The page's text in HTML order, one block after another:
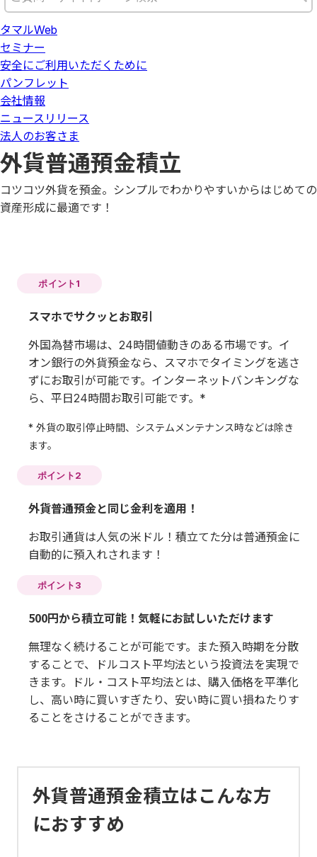
タマルWeb
セミナー
安全にご利用いただくために
パンフレット
会社情報
ニュースリリース
法人のお客さま
外貨普通預金積立
コツコツ外貨を預金。シンプルでわかりやすいからはじめての
資産形成に最適です！
ポイント1
スマホでサクッとお取引
外国為替市場は、24時間値動きのある市場です。イ
オン銀行の外貨預金なら、スマホでタイミングを逃さ
ずにお取引が可能です。インターネットバンキングな
ら、平日24時間お取引可能です。*
* 外貨の取引停止時間、システムメンテナンス時などは除き
ます。
ポイント2
外貨普通預金と同じ金利を適用！
お取引通貨は人気の米ドル！積立てた分は普通預金に
自動的に預入れされます！
ポイント3
500円から積立可能！気軽にお試しいただけます
無理なく続けることが可能です。また預入時期を分散
することで、ドルコスト平均法という投資法を実現で
きます。ドル・コスト平均法とは、購入価格を平準化
し、高い時に買いすぎたり、安い時に買い損ねたりす
ることをさけることができます。
外貨普通預金積立はこんな方
におすすめ